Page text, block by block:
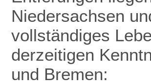
Niedersachsen
vollständiges
derzeitigen
und Bremen: